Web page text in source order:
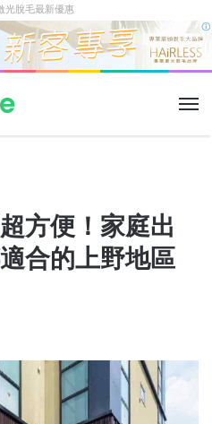
光脫毛最新優惠
菜
方便！家庭出
合的上野地區